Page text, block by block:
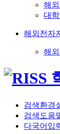
해
대
해외전자
해
검색환경
검색도움
다국어입